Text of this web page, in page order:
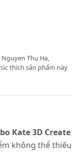
Nguyen Thu Ha,
thích sản phẩm này
Kate 3D Create
không thể thiếu